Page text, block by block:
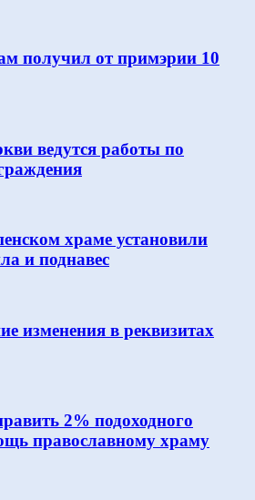
получил от примэрии 10
ведутся работы по
храме установили
и поднавес
изменения в реквизитах
2% подоходного
православному храму